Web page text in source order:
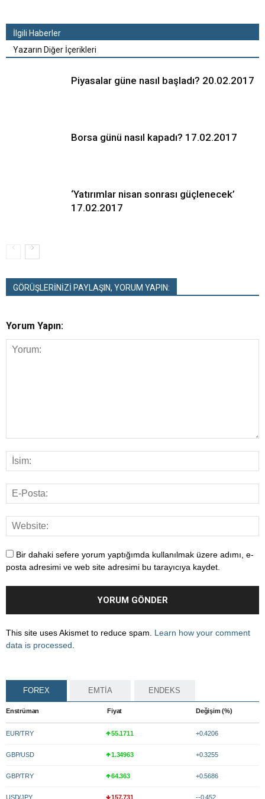
İlgili Haberler
Yazarın Diğer İçerikleri
Piyasalar güne nasıl başladı? 20.02.2017
Borsa günü nasıl kapadı? 17.02.2017
‘Yatırımlar nisan sonrası güçlenecek’
17.02.2017
GÖRÜŞLERİNİZİ PAYLAŞIN, YORUM YAPIN:
Yorum Yapın:
Bir dahaki sefere yorum yaptığımda kullanılmak üzere adımı, e-
posta adresimi ve web site adresimi bu tarayıcıya kaydet.
This site uses Akismet to reduce spam. Learn how your comment
data is processed
FOREX EMTİA ENDEKS
Enstrüman Fiyat Değişim (%)
EUR/TRY 55.1711 +0.4206
GBP/USD 1.34963 +0.3255
GBP/TRY 64.363 +0.5686
USD/JPY 157.731 --0.452